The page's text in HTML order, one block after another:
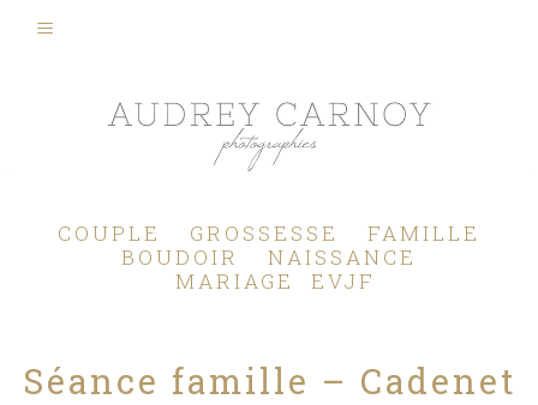
COUPLE GROSSESSE
FAMILLE
BOUDOIR
NAISSANCE
MARIAGE
EVJF
Séance famille – Cadenet